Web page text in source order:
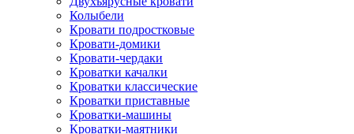
Колыбели
Кровати подростковые
Кровати-домики
Кровати-чердаки
Кроватки качалки
Кроватки классические
Кроватки приставные
Кроватки-машины
Кроватки-маятники